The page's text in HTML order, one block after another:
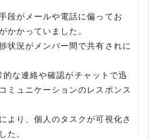
段がメールや電話に偏ってお
かかっていました。
状況がメンバー間で共有されに
な連絡や確認がチャットで迅
ミュニケーションのレスポンス
より、個人のタスクが可視化さ
た。